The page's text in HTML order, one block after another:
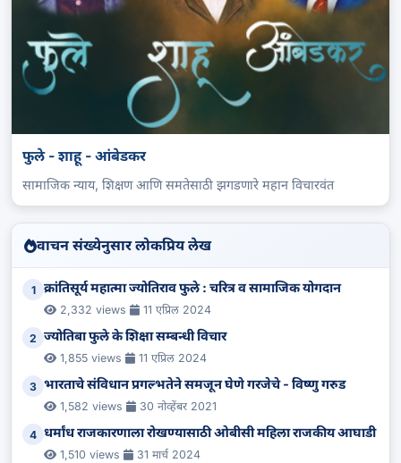
फुले - शाहू - आंबेडकर
सामाजिक न्याय, शिक्षण आणि समतेसाठी झगडणारे महान विचारवंत
वाचन संख्येनुसार लोकप्रिय लेख
1 क्रांतिसूर्य महात्मा ज्योतिराव फुले : चरित्र व सामाजिक योगदान
2,332 views 11 एप्रिल 2024
2 ज्योतिबा फुले के शिक्षा सम्बन्धी विचार
1,855 views 11 एप्रिल 2024
3 भारताचे संविधान प्रगल्भतेने समजून घेणे गरजेचे - विष्णु गरुड
1,582 views 30 नोव्हेंबर 2021
4 धर्मांध राजकारणाला रोखण्यासाठी ओबीसी महिला राजकीय आघाडी
1,510 views 31 मार्च 2024